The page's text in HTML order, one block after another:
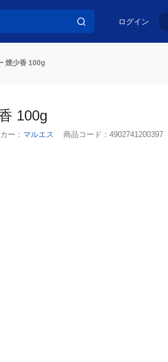
ログイン
煙少香 100g
100g
ー： マルエス 商品コード： 4902741200397